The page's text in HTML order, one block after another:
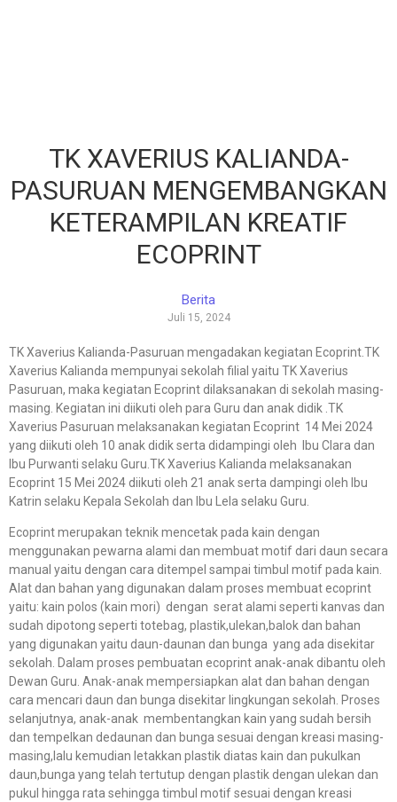
TK XAVERIUS KALIANDA-
PASURUAN MENGEMBANGKAN
KETERAMPILAN KREATIF
ECOPRINT
Berita
Juli 15, 2024
TK Xaverius Kalianda-Pasuruan mengadakan kegiatan Ecoprint.TK
Xaverius Kalianda mempunyai sekolah filial yaitu TK Xaverius
Pasuruan, maka kegiatan Ecoprint dilaksanakan di sekolah masing-
masing. Kegiatan ini diikuti oleh para Guru dan anak didik .TK
Xaverius Pasuruan melaksanakan kegiatan Ecoprint 14 Mei 2024
yang diikuti oleh 10 anak didik serta didampingi oleh Ibu Clara dan
Ibu Purwanti selaku Guru.TK Xaverius Kalianda melaksanakan
Ecoprint 15 Mei 2024 diikuti oleh 21 anak serta dampingi oleh Ibu
Katrin selaku Kepala Sekolah dan Ibu Lela selaku Guru.
Ecoprint merupakan teknik mencetak pada kain dengan
menggunakan pewarna alami dan membuat motif dari daun secara
manual yaitu dengan cara ditempel sampai timbul motif pada kain.
Alat dan bahan yang digunakan dalam proses membuat ecoprint
yaitu: kain polos (kain mori) dengan serat alami seperti kanvas dan
sudah dipotong seperti totebag, plastik,ulekan,balok dan bahan
yang digunakan yaitu daun-daunan dan bunga yang ada disekitar
sekolah. Dalam proses pembuatan ecoprint anak-anak dibantu oleh
Dewan Guru. Anak-anak mempersiapkan alat dan bahan dengan
cara mencari daun dan bunga disekitar lingkungan sekolah. Proses
selanjutnya, anak-anak membentangkan kain yang sudah bersih
dan tempelkan dedaunan dan bunga sesuai dengan kreasi masing-
masing,lalu kemudian letakkan plastik diatas kain dan pukulkan
daun,bunga yang telah tertutup dengan plastik dengan ulekan dan
pukul hingga rata sehingga timbul motif sesuai dengan kreasi